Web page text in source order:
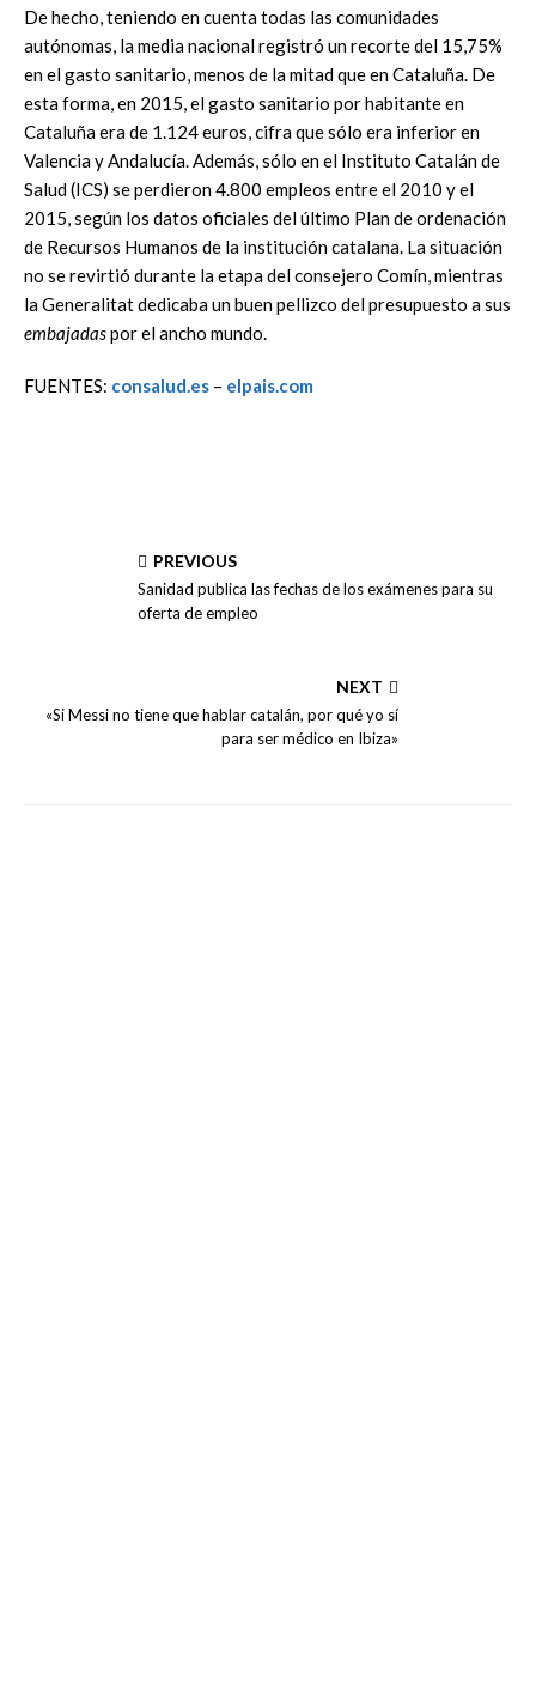
De hecho, teniendo en cuenta todas las comunidades
autónomas, la media nacional registró un recorte del 15,75%
en el gasto sanitario, menos de la mitad que en Cataluña. De
esta forma, en 2015, el gasto sanitario por habitante en
Cataluña era de 1.124 euros, cifra que sólo era inferior en
Valencia y Andalucía. Además, sólo en el Instituto Catalán de
Salud (ICS) se perdieron 4.800 empleos entre el 2010 y el
2015, según los datos oficiales del último Plan de ordenación
de Recursos Humanos de la institución catalana. La situación
no se revirtió durante la etapa del consejero Comín, mientras
la Generalitat dedicaba un buen pellizco del presupuesto a sus
embajadaspor el ancho mundo.
FUENTES: consalud.es – elpais.com
PREVIOUS
Sanidad publica las fechas de los exámenes para su
oferta de empleo
NEXT
«Si Messi no tiene que hablar catalán, por qué yo sí
para ser médico en Ibiza»